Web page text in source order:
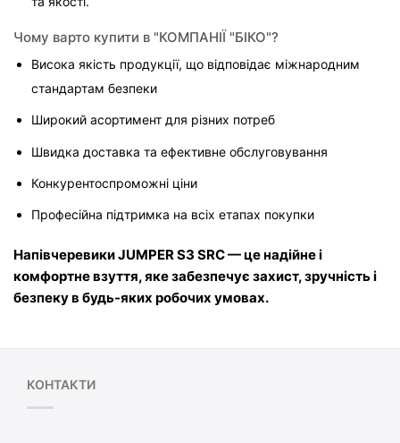
Чому варто купити в "КОМПАНІЇ "БІКО"?
Висока якість продукції, що відповідає міжнародним
стандартам безпеки
Широкий асортимент для різних потреб
Швидка доставка та ефективне обслуговування
Конкурентоспроможні ціни
Професійна підтримка на всіх етапах покупки
Напівчеревики JUMPER S3 SRC — це надійне і
комфортне взуття, яке забезпечує захист, зручність і
безпеку в будь-яких робочих умовах.
КОНТАКТИ